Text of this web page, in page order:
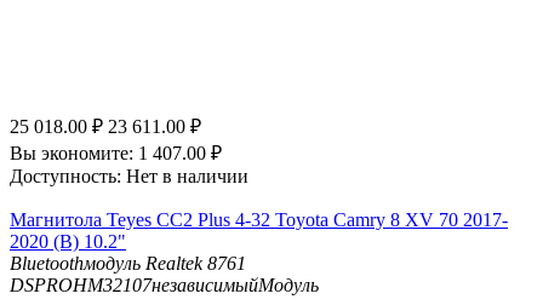
25 018.00 ₽ 23 611.00 ₽
Вы экономите: 1 407.00 ₽
Доступность: Нет в наличии
Магнитола Teyes CC2 Plus 4-32 Toyota Camry 8 XV 70 2017-
2020 (B) 10.2"
Bluetoothмодуль Realtek 8761
DSPROHM32107независимыйМодуль